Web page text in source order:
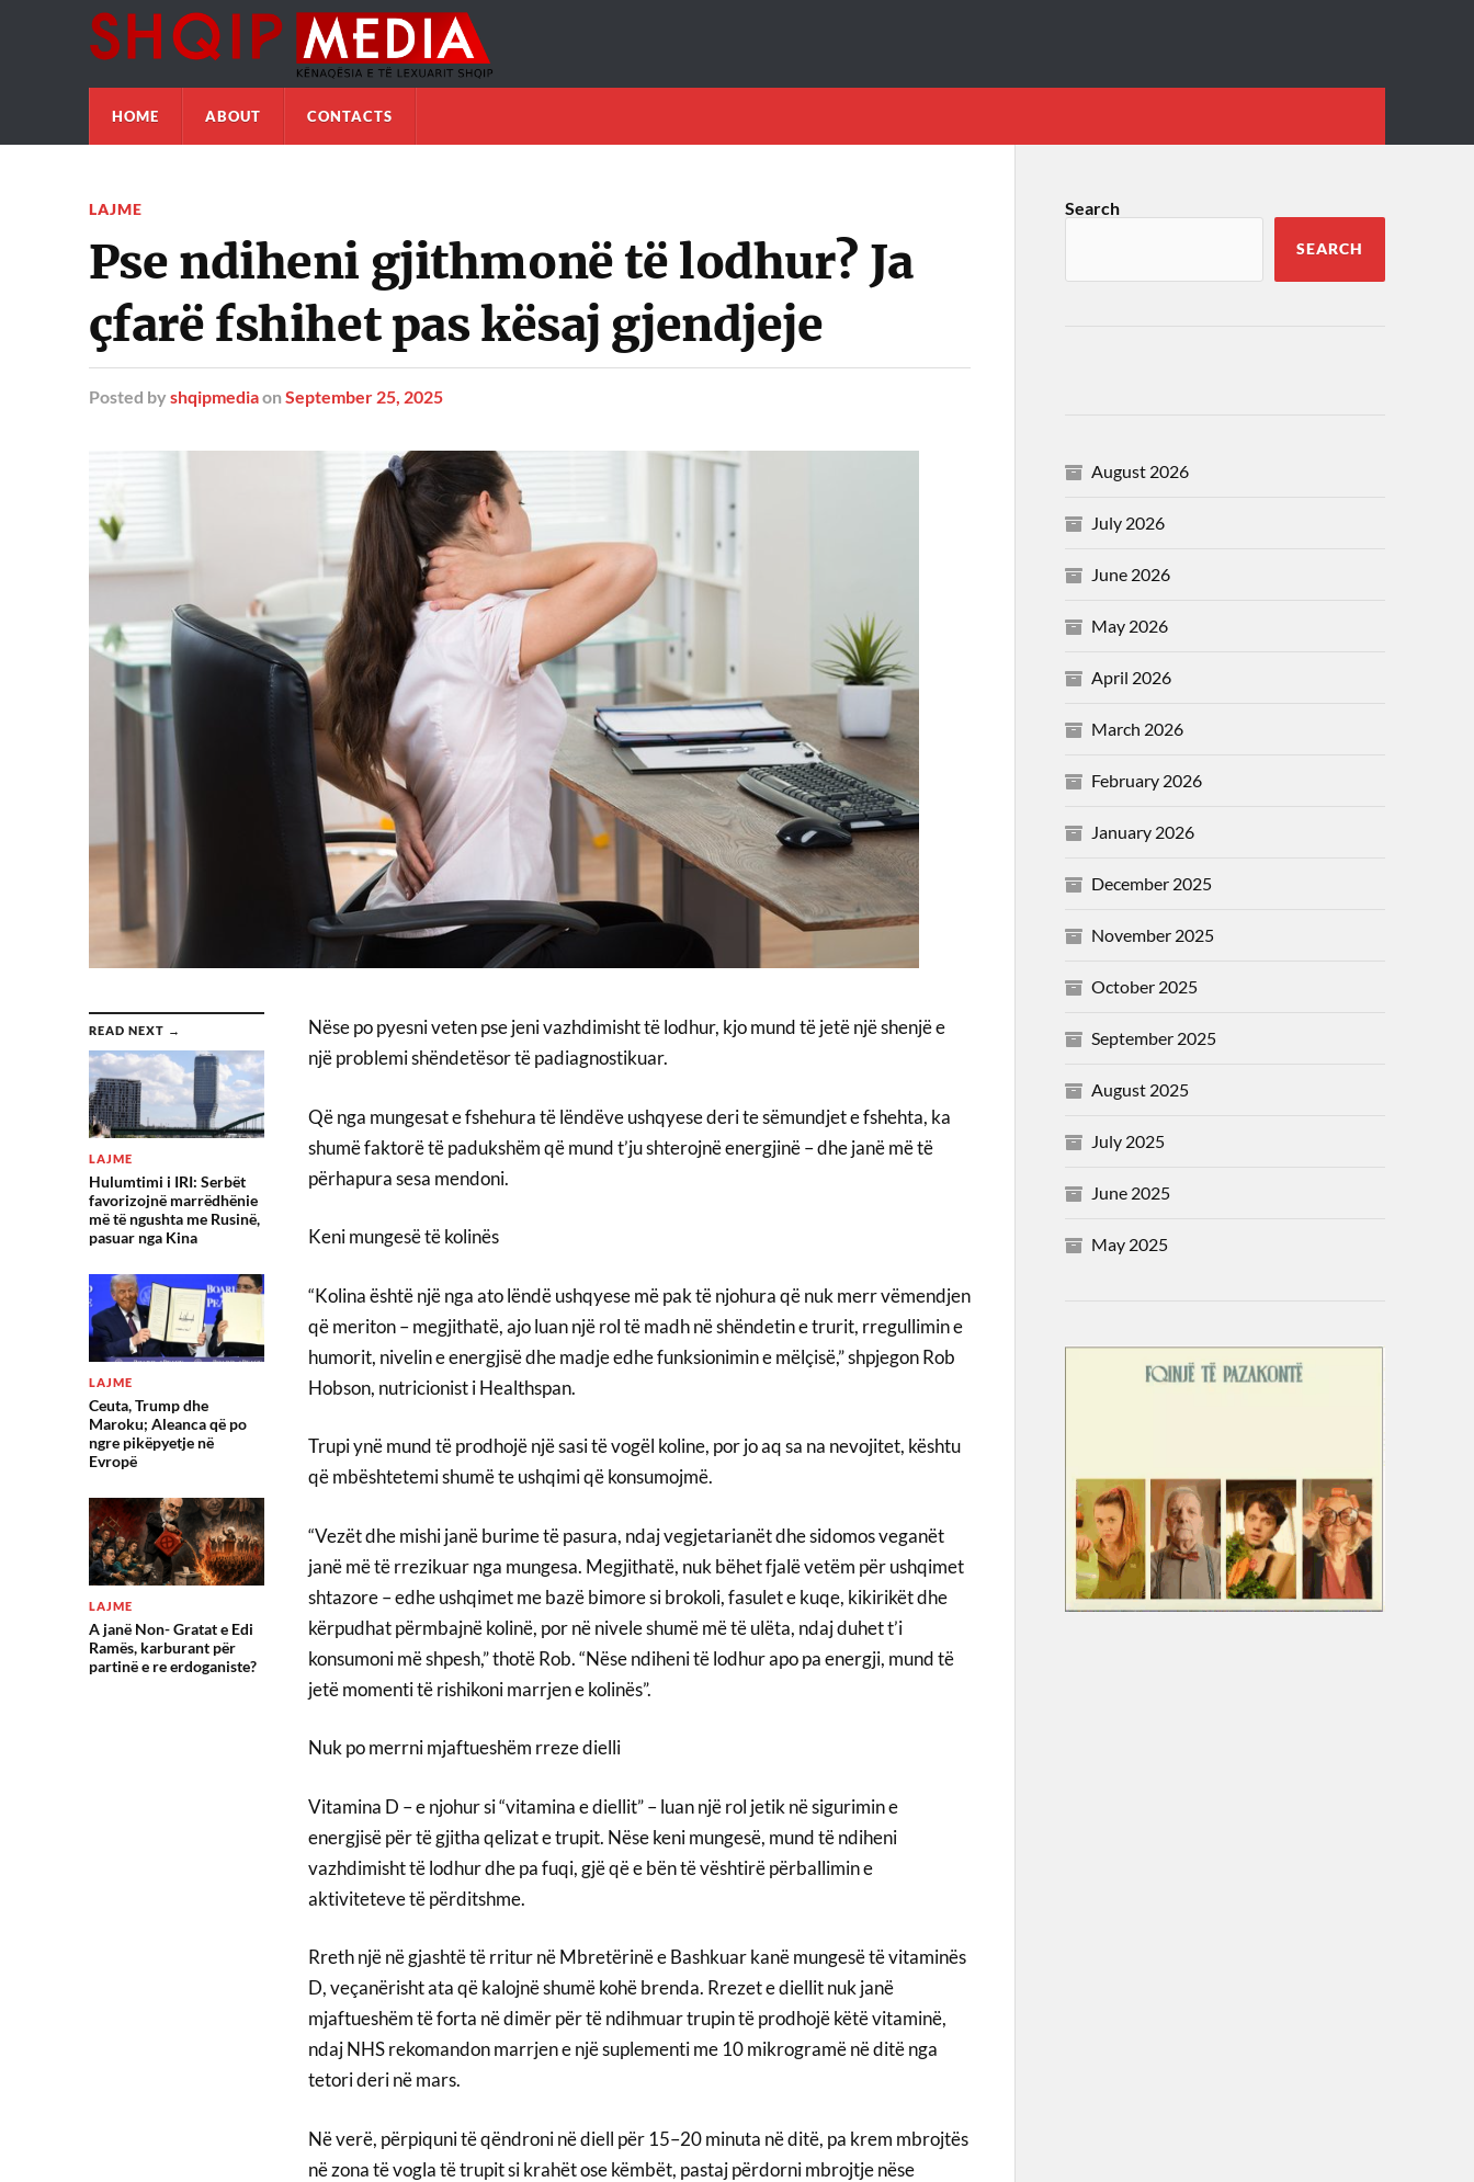
HOME ABOUT CONTACTS
LAJME
Pse ndiheni gjithmonë të lodhur? Ja
çfarë fshihet pas kësaj gjendjeje
Posted by shqipmediaon September 25, 2025
READ NEXT →
LAJME
Hulumtimi i IRI: Serbët
favorizojnë marrëdhënie
më të ngushta me Rusinë,
pasuar nga Kina
LAJME
Ceuta, Trump dhe
Maroku; Aleanca që po
ngre pikëpyetje në
Evropë
LAJME
A janë Non- Gratat e Edi
Ramës, karburant për
partinë e re erdoganiste?
Nëse po pyesni veten pse jeni vazhdimisht të lodhur, kjo mund të jetë një shenjë e
një problemi shëndetësor të padiagnostikuar.
Që nga mungesat e fshehura të lëndëve ushqyese deri te sëmundjet e fshehta, ka
shumë faktorë të padukshëm që mund t’ju shterojnë energjinë – dhe janë më të
përhapura sesa mendoni.
Keni mungesë të kolinës
“Kolina është një nga ato lëndë ushqyese më pak të njohura që nuk merr vëmendjen
që meriton – megjithatë, ajo luan një rol të madh në shëndetin e trurit, rregullimin e
humorit, nivelin e energjisë dhe madje edhe funksionimin e mëlçisë,” shpjegon Rob
Hobson, nutricionist i Healthspan.
Trupi ynë mund të prodhojë një sasi të vogël koline, por jo aq sa na nevojitet, kështu
që mbështetemi shumë te ushqimi që konsumojmë.
“Vezët dhe mishi janë burime të pasura, ndaj vegjetarianët dhe sidomos veganët
janë më të rrezikuar nga mungesa. Megjithatë, nuk bëhet fjalë vetëm për ushqimet
shtazore – edhe ushqimet me bazë bimore si brokoli, fasulet e kuqe, kikirikët dhe
kërpudhat përmbajnë kolinë, por në nivele shumë më të ulëta, ndaj duhet t’i
konsumoni më shpesh,” thotë Rob. “Nëse ndiheni të lodhur apo pa energji, mund të
jetë momenti të rishikoni marrjen e kolinës”.
Nuk po merrni mjaftueshëm rreze dielli
Vitamina D – e njohur si “vitamina e diellit” – luan një rol jetik në sigurimin e
energjisë për të gjitha qelizat e trupit. Nëse keni mungesë, mund të ndiheni
vazhdimisht të lodhur dhe pa fuqi, gjë që e bën të vështirë përballimin e
aktiviteteve të përditshme.
Rreth një në gjashtë të rritur në Mbretërinë e Bashkuar kanë mungesë të vitaminës
D, veçanërisht ata që kalojnë shumë kohë brenda. Rrezet e diellit nuk janë
mjaftueshëm të forta në dimër për të ndihmuar trupin të prodhojë këtë vitaminë,
ndaj NHS rekomandon marrjen e një suplementi me 10 mikrogramë në ditë nga
tetori deri në mars.
Në verë, përpiquni të qëndroni në diell për 15–20 minuta në ditë, pa krem mbrojtës
në zona të vogla të trupit si krahët ose këmbët, pastaj përdorni mbrojtje nëse
Search
SEARCH
August 2026
July 2026
June 2026
May 2026
April 2026
March 2026
February 2026
January 2026
December 2025
November 2025
October 2025
September 2025
August 2025
July 2025
June 2025
May 2025